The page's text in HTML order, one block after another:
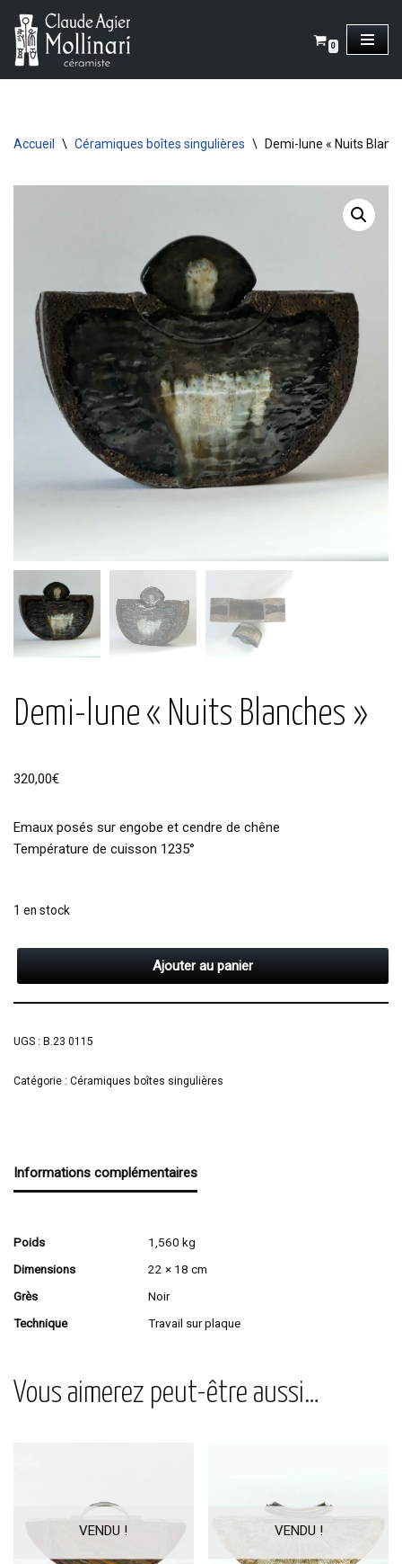
Aller
au
0
Accueil \ Céramiques boîtes singulières \ Demi-lune « Nuits
Demi-lune « Nuits Blanches »
320,00€
Emaux posés sur engobe et cendre de chêne
Température de cuisson 1235°
1 en stock
Ajouter au panier
UGS : B.23 0115
Catégorie : Céramiques boîtes singulières
Informations complémentaires
Poids
1,560 kg
Dimensions
22 × 18 cm
Grès
Noir
Technique
Travail sur plaque
Vous aimerez peut-être aussi…